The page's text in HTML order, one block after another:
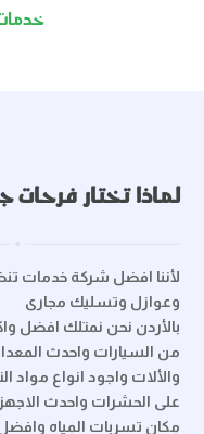
لماذا تختار فرحات
لأننا افضل شركة خدمات
وعوازل وتسليك مجارى
بالأردن نحن نمتلك افضل
من السيارات واحدث
والألات واجود انواع مواد
على الحشرات واحدث
مكان تسربات المياه وافضل